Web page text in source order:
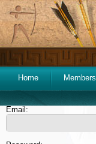
Home Members
Email: